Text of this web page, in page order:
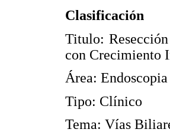
Clasificación
Titulo:
con Crecimiento
Área: Endoscopia
Tipo: Clínico
Tema: Vías